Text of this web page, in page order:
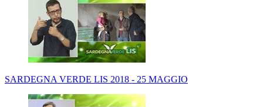
SARDEGNA VERDE LIS 2018 - 25 MAGGIO